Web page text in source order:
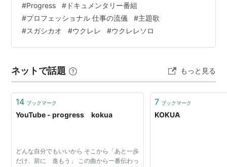
識して作られた曲なんだそうで そう言われれば櫻井さん
が歌ってるのも想像できる曲かも🤭 ウクレレでもそんな
雰囲気 出てますでしょうか〜？？
#Progress # ドキュメンタリー番組
#プロフェッショナル 仕事の流儀 #主題歌
#スガシカオ #ウクレレ #ウクレレソロ
ネットで話題 もっと見る
14 ブックマーク
YouTube - progress kokua
どんな自分でもいいから そこから「あと一歩
だけ、前に 進もう」 この曲から一番伝わっ
7 ブックマーク
KOKUA